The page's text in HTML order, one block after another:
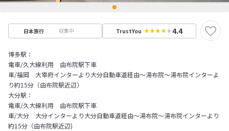
日本旅行 収集中 TrustYou 4.4
博多駅：
電車/久大線利用 由布院駅下車
車/福岡 大宰府インターより大分自動車道経由～湯布院～湯布院インターよ
り約15分（由布院駅近辺）
大分駅：
電車/久大線利用 由布院駅下車
車/大分 大分インターより大分自動車道経由～湯布院～湯布院インターより
約15分（由布院駅近辺)